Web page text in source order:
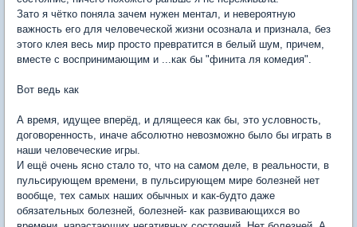
Зато я чётко поняла зачем нужен ментал, и невероятную
важность его для человеческой жизни осознала и признала, без
этого клея весь мир просто превратится в белый шум, причем,
вместе с воспринимающим и ...как бы "финита ля комедия".
Вот ведь как
А время, идущее вперёд, и длящееся как бы, это условность,
договоренность, иначе абсолютно невозможно было бы играть в
наши человеческие игры.
И ещё очень ясно стало то, что на самом деле, в реальности, в
пульсирующем времени, в пульсирующем мире болезней нет
вообще, тех самых наших обычных и как-будто даже
обязательных болезней, болезней- как развивающихся во